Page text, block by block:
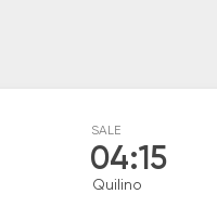
SALE
04:15
Quilino